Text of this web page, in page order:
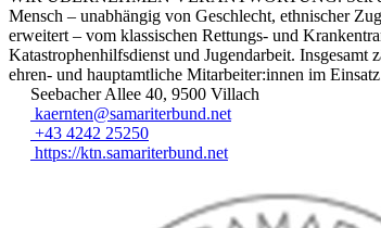
Mensch – unabhängig von Geschlecht, ethnischer
erweitert – vom klassischen Rettungs- und
Katastrophenhilfsdienst und Jugendarbeit.
ehren- und hauptamtliche Mitarbeiter:innen im
Seebacher Allee 40, 9500 Villach
kaernten@samariterbund.net
+43 4242 25250
https://ktn.samariterbund.net